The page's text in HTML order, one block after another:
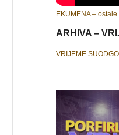
EKUMENA –
ARHIVA –
VRIJEME